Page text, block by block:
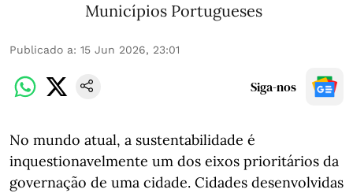
Municípios Portugueses
Publicado a: 15 Jun 2026, 23:01
Siga-nos
No mundo atual, a sustentabilidade é
inquestionavelmente um dos eixos prioritários da
governação de uma cidade. Cidades desenvolvidas